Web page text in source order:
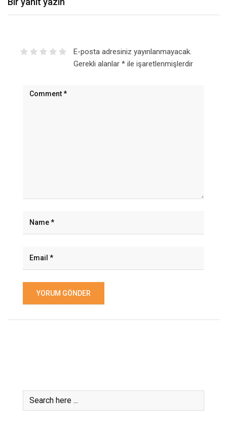
E-posta adresiniz yayınlanmayacak.
Gerekli alanlar *ile işaretlenmişlerdir